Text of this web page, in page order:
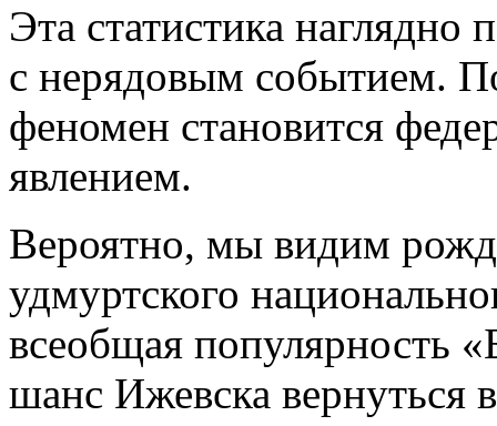
Эта статистика
с нерядовым событием.
феномен становится
явлением.
Вероятно, мы видим
удмуртского
всеобщая популярность
шанс Ижевска